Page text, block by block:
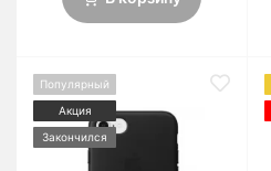
Популярный
Акция
Закончился